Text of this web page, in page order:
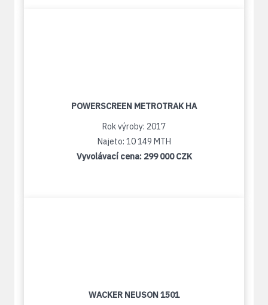
POWERSCREEN METROTRAK HA
Rok výroby: 2017
Najeto: 10 149 MTH
Vyvolávací cena: 299 000 CZK
WACKER NEUSON 1501